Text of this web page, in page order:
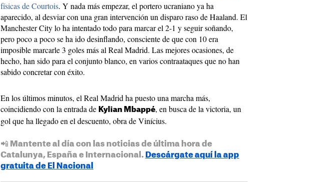
físicas de Courtois. Y nada más empezar, el portero ucraniano ya ha
aparecido, al desviar con una gran intervención un disparo raso de Haaland. El
Manchester City lo ha intentado todo para marcar el 2-1 y seguir soñando,
pero poco a poco se ha ido desinflando, consciente de que con 10 era
imposible marcarle 3 goles más al Real Madrid. Las mejores ocasiones, de
hecho, han sido para el conjunto blanco, en varios contraataques que no han
sabido concretar con éxito.
En los últimos minutos, el Real Madrid ha puesto una marcha más,
coincidiendo con la entrada de Kylian Mbappé, en busca de la victoria, un
gol que ha llegado en el descuento, obra de Vinícius.
📲 Mantente al día con las noticias de última hora de
Catalunya, España e Internacional. Descárgate aquí la app
gratuita de El Nacional